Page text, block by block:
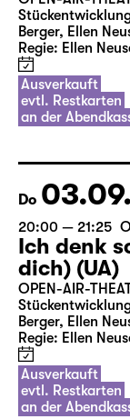
20:00 — 21:25
Ich denk
dich) (UA)
OPEN-AIR-
Berger, Ellen
Regie: Ellen
an der
Do
20:00 — 21:25
Ich denk
dich) (UA)
OPEN-AIR-
Berger, Ellen
Regie: Ellen